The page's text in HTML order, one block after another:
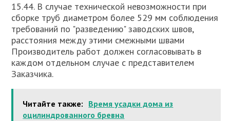
15.44. В случае технической невозможности при
сборке труб диаметром более 529 мм соблюдения
требований по "разведению" заводских швов,
расстояния между этими смежными швами
Производитель работ должен согласовывать в
каждом отдельном случае с представителем
Заказчика.
Читайте также: Время усадки дома из
оцилиндрованного бревна